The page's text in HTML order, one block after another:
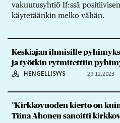
vakuutusyhtiö If:ssä
käytetäänkin melko vähän.
Keskiajan ihmisille
ja työtkin rytmitettiin
HENGELLISYYS 29.12.2023
”Kirkkovuoden kierto on
Tiina Ahonen sanoitti